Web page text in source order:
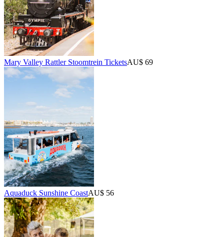
Mary Valley Rattler Stoomtrein TicketsAU$ 69
Aquaduck Sunshine CoastAU$ 56